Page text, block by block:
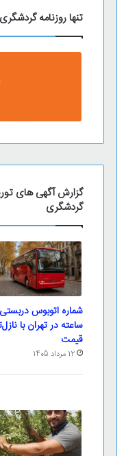
تنها روزنامه
گزارش آگهی های
گردشگری
ساعته در تهران با
قیمت
12 مرداد 1405